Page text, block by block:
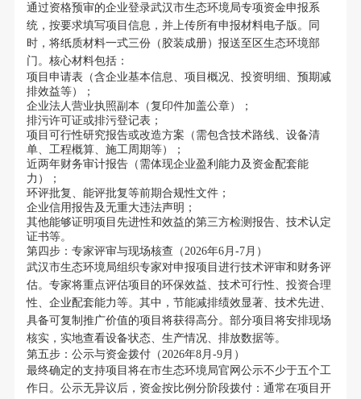
通过资格预审的企业登录武汉市生态环境局专项资金申报系
统，按要求填写项目信息，并上传所有申报材料电子版。同
时，将纸质材料一式三份（胶装成册）报送至区生态环境部
门。核心材料包括：
项目申请表（含企业基本信息、项目概况、投资明细、预期减
排效益等）；
企业法人营业执照副本（复印件加盖公章）；
排污许可证或排污登记表；
项目可行性研究报告或改造方案（需包含技术路线、设备清
单、工程概算、施工周期等）；
近两年财务审计报告（需体现企业盈利能力及资金配套能
力）；
环评批复、能评批复等前期合规性文件；
企业信用报告及无重大违法声明；
其他能够证明项目先进性和效益的第三方检测报告、技术认定
证书等。
第四步：专家评审与现场核查（2026年6月-7月）
武汉市生态环境局组织专家对申报项目进行技术评审和财务评
估。专家将重点评估项目的环保效益、技术可行性、投资合理
性、企业配套能力等。其中，节能减排绩效显著、技术先进、
具备可复制推广价值的项目将获得高分。部分项目将安排现场
核实，实地查看设备状态、生产情况、排放数据等。
第五步：公示与资金拨付（2026年8月-9月）
最终确定的支持项目将在市生态环境局官网公示不少于五个工
作日。公示无异议后，资金按比例分阶段拨付：通常在项目开